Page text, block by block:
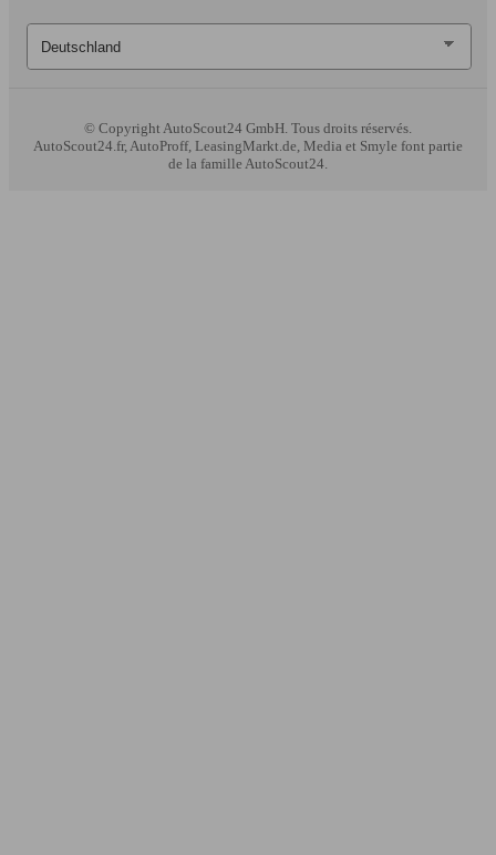
© CopyrightAutoScout24 GmbH. Tous droits réservés.
AutoScout24.fr, AutoProff, LeasingMarkt.de, Media et Smyle font partie
de la famille AutoScout24.